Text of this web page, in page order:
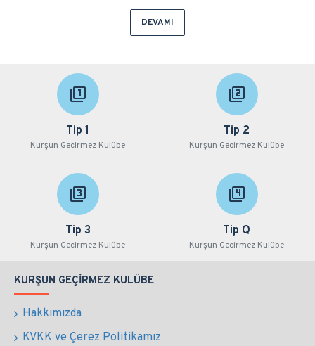
DEVAMI
Tip 1
Kurşun Gecirmez Kulübe
Tip 2
Kurşun Gecirmez Kulübe
Tip 3
Kurşun Gecirmez Kulübe
Tip Q
Kurşun Gecirmez Kulübe
KURŞUN GEÇIRMEZ KULÜBE
Hakkımızda
KVKK ve Çerez Politikamız